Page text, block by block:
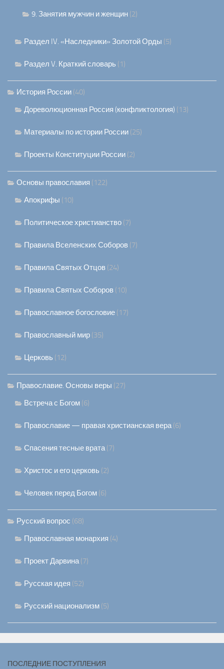
9. Занятия мужчин и женщин (2)
Раздел IV. «Наследники» Золотой Орды (5)
Раздел V. Краткий словарь (1)
История России (40)
Дореволюционная Россия (конфликтология) (13)
Материалы по истории России (25)
Проекты Конституции России (2)
Основы православия (122)
Апокрифы (10)
Политическое христианство (7)
Правила Вселенских Соборов (7)
Правила Святых Отцов (24)
Правила Святых Соборов (10)
Православное богословие (17)
Православный мир (35)
Церковь (12)
Православие. Основы веры (27)
Встреча с Богом (6)
Православие — правая христианская вера(6)
Спасения тесные врата(7)
Христос и его церковь (2)
Человек перед Богом (6)
Русский вопрос (68)
Православная монархия (4)
Проект Дарвина(7)
Русская идея (52)
Русский национализм (5)
ПОСЛЕДНИЕ ПОСТУПЛЕНИЯ